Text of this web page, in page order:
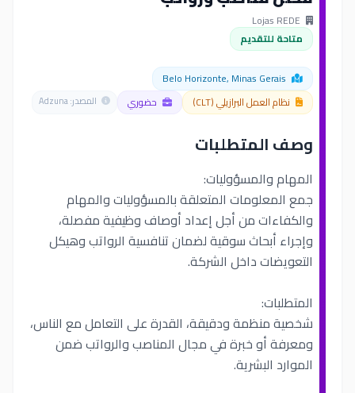
متاحة للتقديم
نظام العمل البرازيلي (CLT)
حضوري المصدر: Adzuna
وصف المتطلبات
المهام والمسؤوليات:
جمع المعلومات المتعلقة بالمسؤوليات والمهام
والكفاءات من أجل إعداد أوصاف وظيفية مفصلة،
وإجراء أبحاث سوقية لضمان تنافسية الرواتب وهيكل
التعويضات داخل الشركة.
المتطلبات:
شخصية منظمة ودقيقة، القدرة على التعامل مع الناس،
ومعرفة أو خبرة في مجال المناصب والرواتب ضمن
الموارد البشرية.